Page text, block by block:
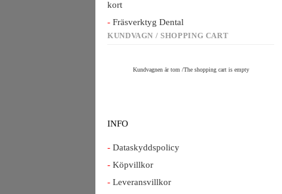
kort
Fräsverktyg Dental
KUNDVAGN / SHOPPING CART
Kundvagnen är tom /The shopping cart is empty
INFO
Dataskyddspolicy
Köpvillkor
Leveransvillkor